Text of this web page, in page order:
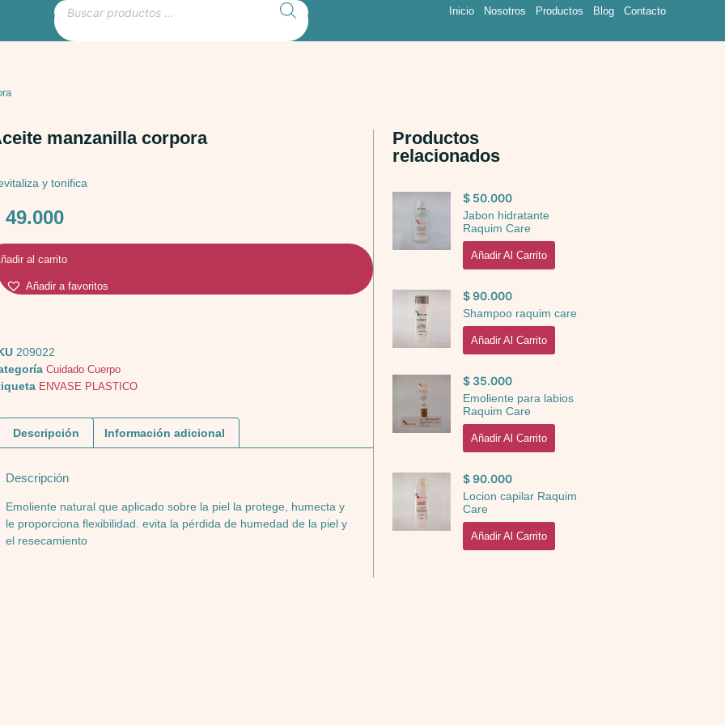
Inicio Nosotros Productos Blog Contacto
manzanilla corpora
y tonifica
49.000
al carrito
Añadir a favoritos
209022
Cuidado Cuerpo
ENVASE PLASTICO
Descripción Información adicional
Descripción
Emoliente natural que aplicado sobre la piel la protege, humecta y
le proporciona flexibilidad. evita la pérdida de humedad de la piel y
el resecamiento
Productos
relacionados
$50.000
Jabon hidratante
Raquim Care
Añadir Al Carrito
$90.000
Shampoo raquim care
Añadir Al Carrito
$35.000
Emoliente para labios
Raquim Care
Añadir Al Carrito
$90.000
Locion capilar Raquim
Care
Añadir Al Carrito